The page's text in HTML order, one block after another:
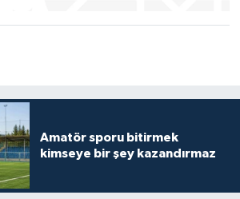
Amatör sporu bitirmek
kimseye bir şey kazandırmaz